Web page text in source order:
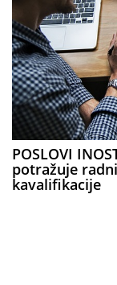
POSLOVI
potražuje
kavalifikacije